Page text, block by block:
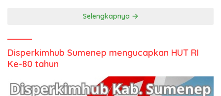
Selengkapnya
Disperkimhub Sumenep mengucapkan HUT RI
Ke-80 tahun